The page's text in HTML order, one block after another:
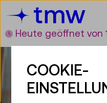
Zum Inhalt
Zum Hauptmenü
Zur Suche
Zur
Heute geöffnet von
COOKIE-